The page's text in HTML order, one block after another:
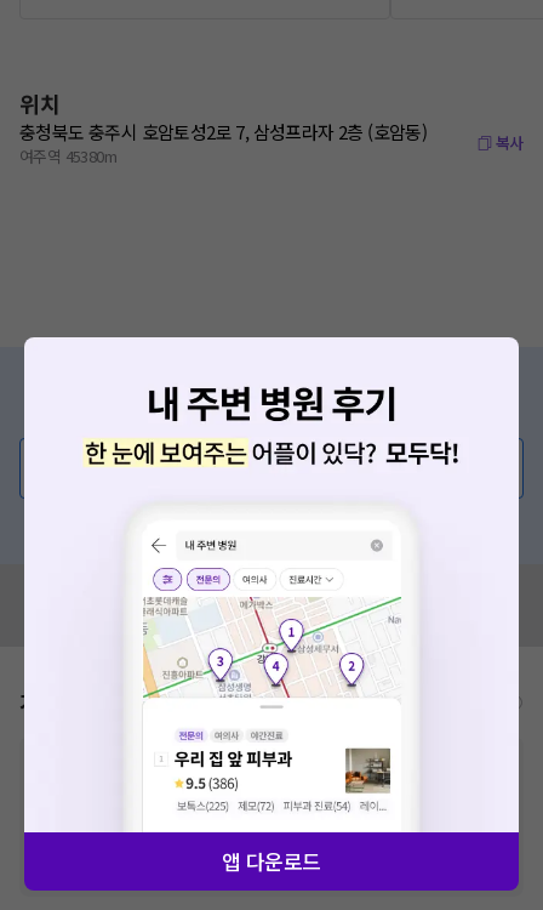
위치
충청북도 충주시 호암토성2로 7, 삼성프라자 2층 (호암동)
여주역 45380m
복사
증상/치료, 궁금한 점이 있나요?
의사가 직접 답해드려요!
💬 무엇이든 물어보세요
혹시 잘못된 병원정보가 있나요?
모두닥 팀에 알려주세요!
가격표 비급여/급여 진료란?
비급여 항목의 경우,추가비용 등으로 실제 가격과 상이할 수 있으니, 정확
한 가격은 해당 의료기관에 직접 문의해주세요.
건강보험심사평가원에 고지되어 있는 급여 진료 기준 가
격입니다. (진료와 연관된 복합적인 비용이 추가되어, 병원마다 금액이 다르게
산정될 수 있는 점 참고 바랍니다.)
VAT 포함앱 다운로드